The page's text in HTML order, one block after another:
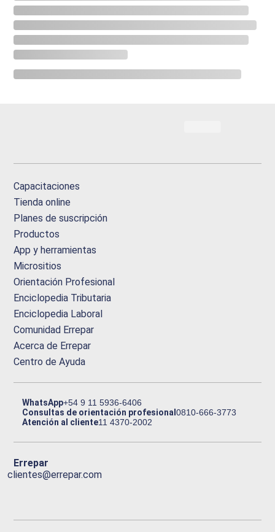
Capacitaciones
Tienda online
Planes de suscripción
Productos
App y herramientas
Micrositios
Orientación Profesional
Enciclopedia Tributaria
Enciclopedia Laboral
Comunidad Errepar
Acerca de Errepar
Centro de Ayuda
WhatsApp+54 9 11 5936-6406
Consultas de orientación profesional0810-666-3773
Atención al cliente11 4370-2002
Errepar
clientes@errepar.com